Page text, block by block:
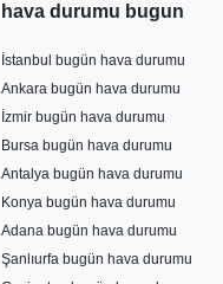
hava durumu bugun
İstanbul bugün hava durumu
Ankara bugün hava durumu
İzmir bugün hava durumu
Bursa bugün hava durumu
Antalya bugün hava durumu
Konya bugün hava durumu
Adana bugün hava durumu
Şanlıurfa bugün hava durumu